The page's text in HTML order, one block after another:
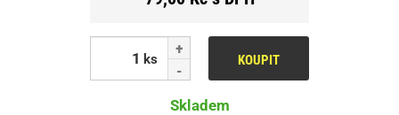
ks KOUPIT
Skladem